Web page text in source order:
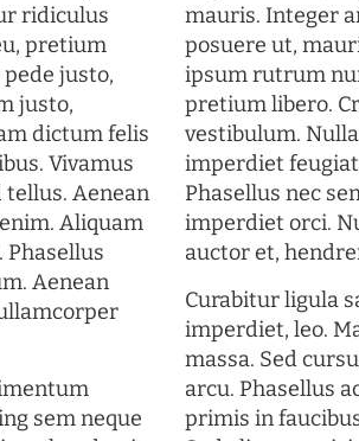
ridiculus
pretium
justo,
justo,
dictum felis
Vivamus
Aenean
Aliquam
Phasellus
Aenean
sem neque
mauris. Integer
posuere ut,
ipsum rutrum
pretium libero.
vestibulum.
imperdiet
Phasellus nec
imperdiet orci.
auctor et,
Curabitur ligula
imperdiet, leo.
massa. Sed
arcu. Phasellus
primis in